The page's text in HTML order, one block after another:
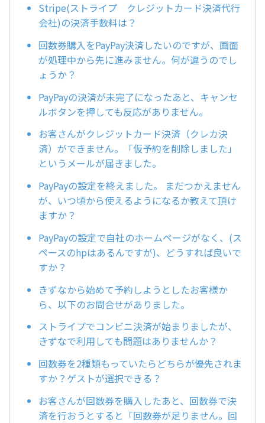
Stripe(ストライプ クレジットカード決済代行
会社)の決済手数料は？
回数券購入をPayPay決済したいのですが、画面
が処理中から先に進みません。何が違うのでし
ょうか？
PayPayの決済が未完了になったあと、キャンセ
ルボタンを押しても反応がありません。
お客さんがクレジットカード決済（クレカ決
済）ができません。「仮予約を削除しました」
というメールが届きました。
PayPayの設定を終えました。 まだつかえません
が、いつ頃から使えるようになるか教えて頂け
ますか？
PayPayの設定で自社のホームページがなく、(ス
ペースのhpはあるんですが)、どうすれば良いで
すか？
きずなから始めて予約しようとしたお客様か
ら、以下のお問合せがありました。
ストライプでコンビニ決済が始まりましたが、
きずなで利用しても問題はありませんか？
回数券を2種類もっていたらどちらが優先されま
すか？ゲストが選択できる？
お客さんが回数券を購入したあと、回数券で決
済を行おうとすると「回数券が足りません。回